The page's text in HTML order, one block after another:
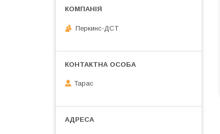
Перкинс-ДСТ
Тарас